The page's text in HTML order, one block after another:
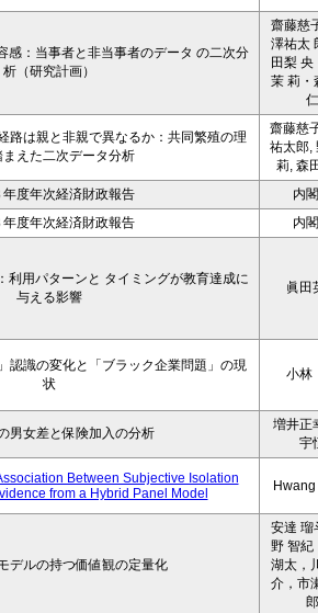
感：当事者と非当事者のデータ の二次分
析（研究計画）
齋藤慈
澤祐太
田梨 央
茉 莉・
仁
路は親と非親で異なるか：共同繁殖の理
まえた二次データ分析
齋藤慈
祐太郎,
莉, 森
年度年次経済財政報告
内
年度年次経済財政報告
内
利用パターンと タイミングが教育達成に
与える影響
眞田
認識の変化と「ブラック企業問題」の現
状
小
男女差と保険加入の分析
増井正
宇
Between Subjective Isolation
from a Hybrid Panel Model
デルの持つ価値観の定量化
安達 瑠
野 智紀
湖太，
介，市
郎